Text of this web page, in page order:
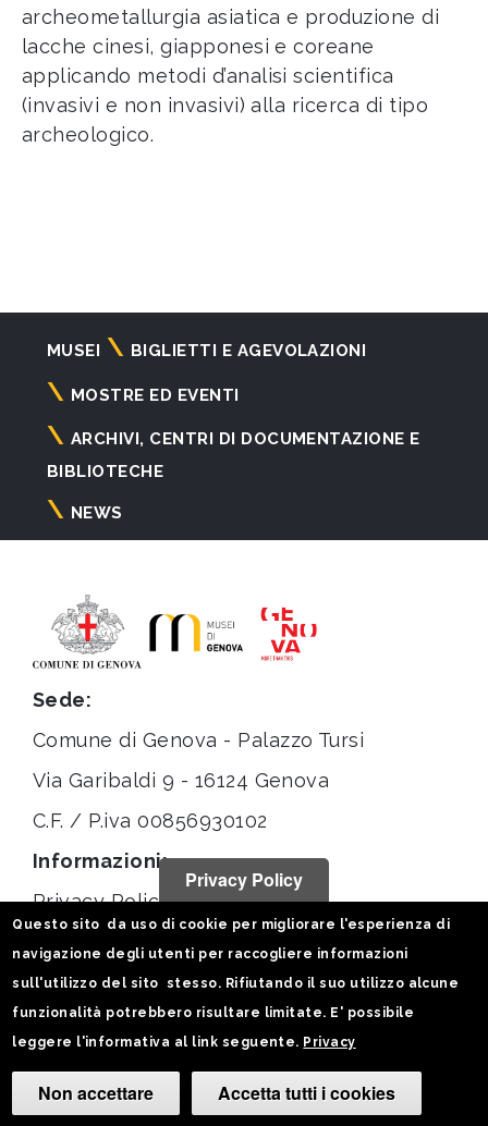
archeometallurgia asiatica e produzione di
lacche cinesi, giapponesi e coreane
applicando metodi d’analisi scientifica
(invasivi e non invasivi) alla ricerca di tipo
archeologico.
Navigazione
principale
MUSEI BIGLIETTI E AGEVOLAZIONI
MOSTRE ED EVENTI
ARCHIVI, CENTRI DI DOCUMENTAZIONE E
BIBLIOTECHE
NEWS
Sede:
Comune di Genova - Palazzo Tursi
Via Garibaldi 9 - 16124 Genova
C.F. / P.iva 00856930102
Informazioni:
Privacy Policy
Statistiche
Seguici su:
Privacy Policy
Questo sito da uso di cookie per migliorare l'esperienza di
navigazione degli utenti per raccogliere informazioni
sull'utilizzo del sito stesso. Rifiutando il suo utilizzo alcune
funzionalità potrebbero risultare limitate. E' possibile
leggere l'informativa al link seguente. Privacy
Non accettare Accetta tutti i cookies